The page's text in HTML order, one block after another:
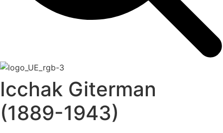
Icchak Giterman
(1889-1943)